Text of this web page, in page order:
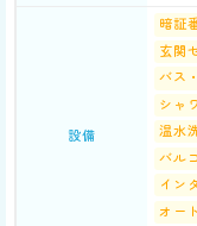
設備
暗証
玄関
バス
シャ
温水
バル
イン
オー